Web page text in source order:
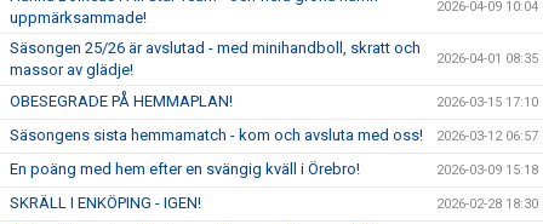
uppmärksammade!
2026-04-09 10:04
Säsongen 25/26 är avslutad - med minihandboll, skratt och
massor av glädje!
2026-04-01 08:35
OBESEGRADE PÅ HEMMAPLAN! 2026-03-15 17:10
Säsongens sista hemmamatch - kom och avsluta med oss! 2026-03-12 06:57
En poäng med hem efter en svängig kväll i Örebro! 2026-03-09 15:18
SKRÄLL I ENKÖPING - IGEN! 2026-02-28 18:30